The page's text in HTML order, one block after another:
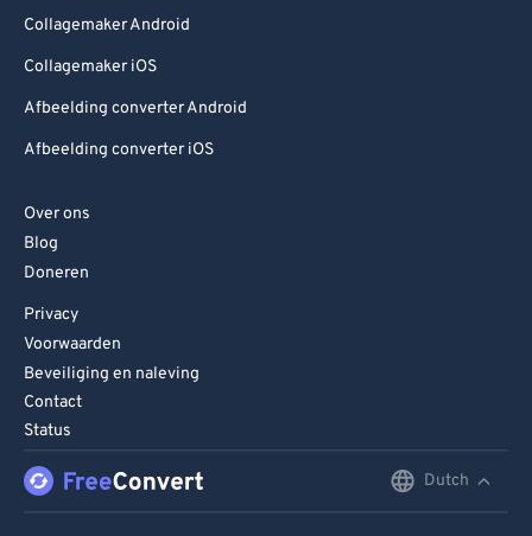
Collagemaker Android
Collagemaker iOS
Afbeelding converter Android
Afbeelding converter iOS
Over ons
Blog
Doneren
Privacy
Voorwaarden
Beveiliging en naleving
Contact
Status
Dutch